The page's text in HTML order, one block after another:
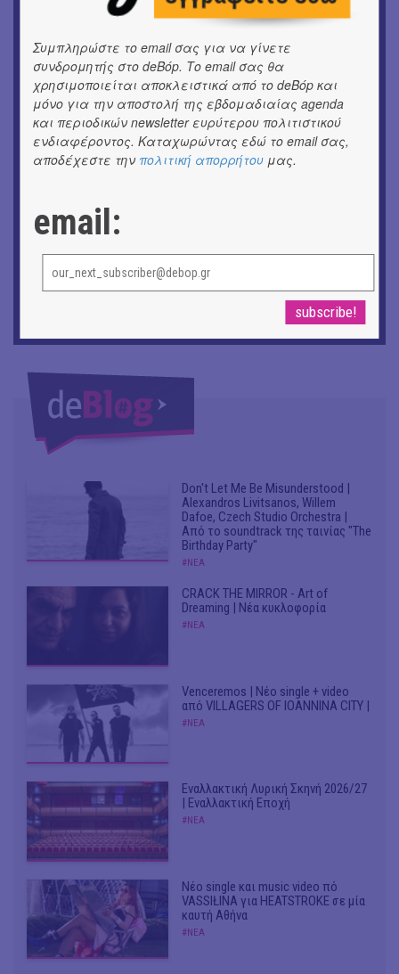
Αγορά Κυψέλης
ΘΕΑΤΡΟ / ΧΟΡΟΣ
«ΑΗ ΛΑΟΣ» | Ένα σκηνικό ρέκβιεμ για την ήττα ενός
λαού
ΕΙΚΑΣΤΙΚΑ
Ομαδική έκθεση | Προσωρινά για Πάντα
ΕΙΚΑΣΤΙΚΑ
Αργύρης Ραλλιάς | Λιτανεία
ΕΙΚΑΣΤΙΚΑ
Θανάσης Λάλας-Κώστας Τσόκλης - Συνομιλώντας με
Don't Let Me Be Misunderstood |
Alexandros Livitsanos, Willem
Dafoe, Czech Studio Orchestra |
Από το soundtrack της ταινίας "The
Birthday Party"
#ΝΕΑ
CRACK THE MIRROR - Art of
Dreaming | Νέα κυκλοφορία
#ΝΕΑ
Venceremos | Νέο single + video
από VILLAGERS OF IOANNINA CITY |
#ΝΕΑ
Εναλλακτική Λυρική Σκηνή 2026/27
| Εναλλακτική Εποχή
#ΝΕΑ
Νέο single και music video πό
VASSIŁINA για HEATSTROKE σε μία
καυτή Αθήνα
#ΝΕΑ
Συμπληρώστε το email σας για να γίνετε
συνδρομητής στο deBόp. Το email σας θα
χρησιμοποιείται αποκλειστικά από το deBόp και
μόνο για την αποστολή της εβδομαδιαίας agenda
και περιοδικών newsletter ευρύτερου πολιτιστικού
ενδιαφέροντος. Καταχωρώντας εδώ το email σας,
αποδέχεστε την πολιτική απορρήτου μας.
email: